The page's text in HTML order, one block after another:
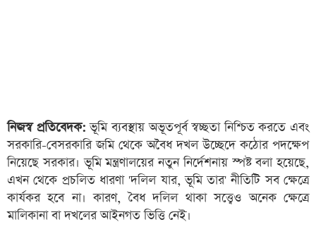
নিজস্ব প্রতিবেদক: ভূমি ব্যবস্থায় অভূতপূর্ব স্বচ্ছতা নিশ্চিত করতে এবং
সরকারি-বেসরকারি জমি থেকে অবৈধ দখল উচ্ছেদে কঠোর পদক্ষেপ
নিয়েছে সরকার। ভূমি মন্ত্রণালয়ের নতুন নির্দেশনায় স্পষ্ট বলা হয়েছে,
এখন থেকে প্রচলিত ধারণা 'দলিল যার, ভূমি তার' নীতিটি সব ক্ষেত্রে
কার্যকর হবে না। কারণ, বৈধ দলিল থাকা সত্ত্বেও অনেক ক্ষেত্রে
মালিকানা বা দখলের আইনগত ভিত্তি নেই।